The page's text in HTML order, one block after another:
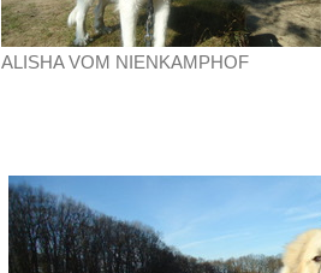
ALISHA VOM NIENKAMPHOF